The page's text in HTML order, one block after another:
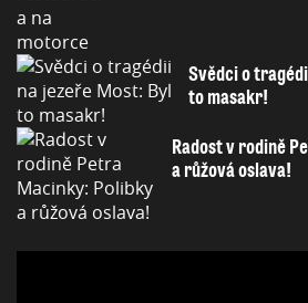
Svědci o
to masakr!
Radost v rodině
a růžová oslava!